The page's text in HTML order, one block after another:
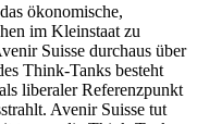
ökonomische,
im Kleinstaat zu
Suisse durchaus über
Think-Tanks besteht
liberaler Referenzpunkt
Avenir Suisse tut